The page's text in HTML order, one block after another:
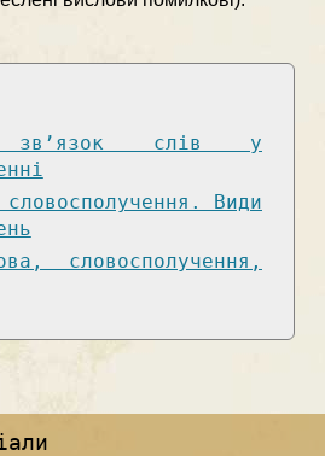
зв’язок слів у
Види
словосполучення,